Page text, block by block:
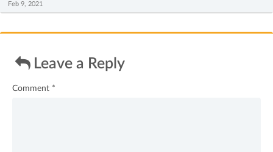
Feb 9, 2021
Leave a Reply
Comment *